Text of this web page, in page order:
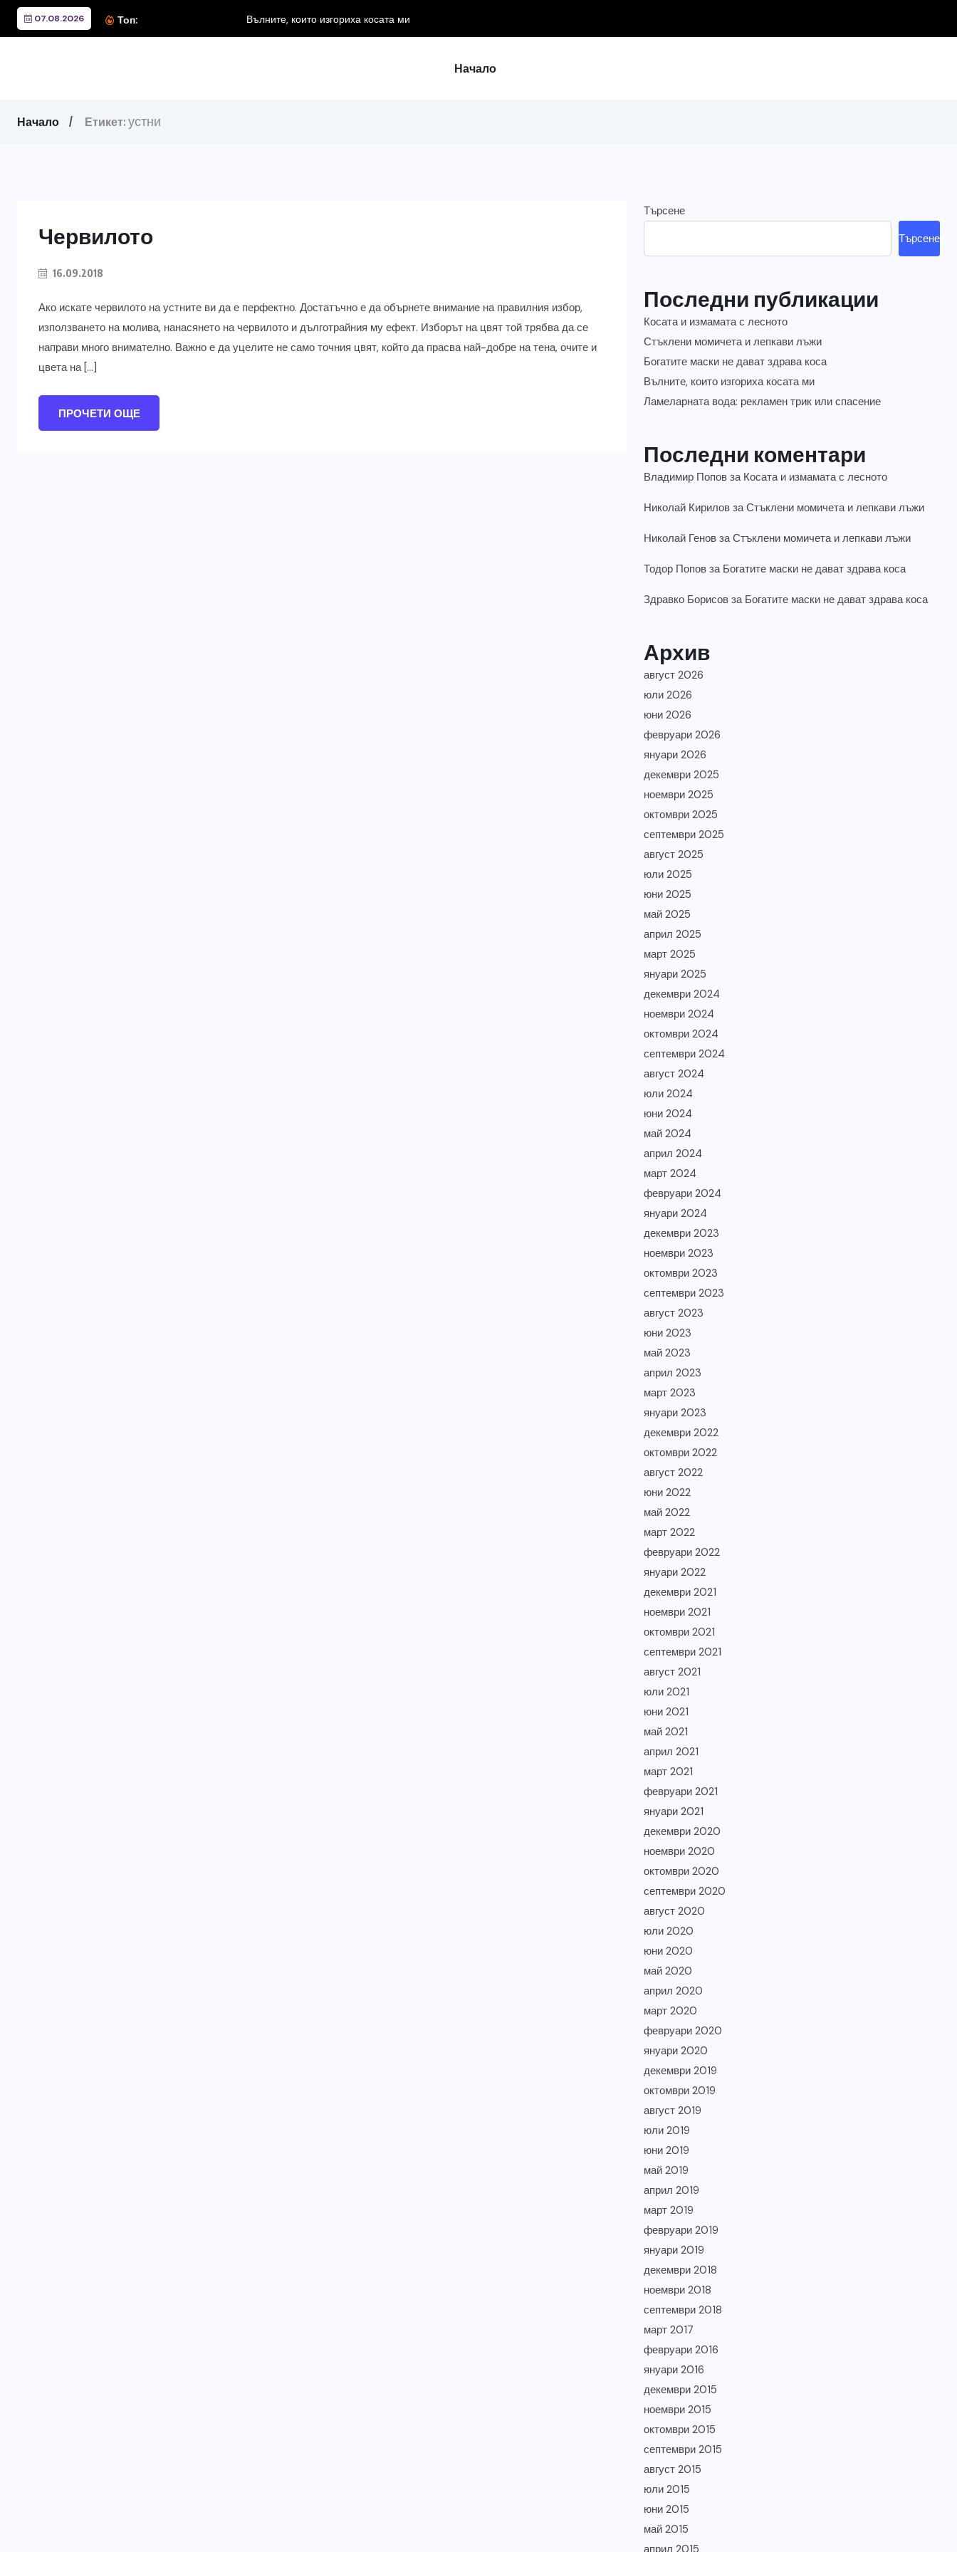
07.08.2026 Топ: Вълните, които изгориха косата ми
Начало
Начало Етикет: устни
Червилото
16.09.2018
Ако искате червилото на устните ви да е перфектно. Достатъчно е да обърнете внимание на правилния избор,
използването на молива, нанасянето на червилото и дълготрайния му ефект. Изборът на цвят той трябва да се
направи много внимателно. Важно е да уцелите не само точния цвят, който да прасва най-добре на тена, очите и
цвета на […]
ПРОЧЕТИ ОЩЕ
Търсене
Търсене
Последни публикации
Косата и измамата с лесното
Стъклени момичета и лепкави лъжи
Богатите маски не дават здрава коса
Вълните, които изгориха косата ми
Ламеларната вода: рекламен трик или спасение
Последни коментари
Владимир Попов за Косата и измамата с лесното
Николай Кирилов заСтъклени момичета и лепкави лъжи
Николай Генов заСтъклени момичета и лепкави лъжи
Тодор Попов за Богатите маски не дават здрава коса
Здравко Борисов за Богатите маски не дават здрава коса
Архив
август 2026
юли 2026
юни 2026
февруари 2026
януари 2026
декември 2025
ноември 2025
октомври 2025
септември 2025
август 2025
юли 2025
юни 2025
май 2025
април 2025
март 2025
януари 2025
декември 2024
ноември 2024
октомври 2024
септември 2024
август 2024
юли 2024
юни 2024
май 2024
април 2024
март 2024
февруари 2024
януари 2024
декември 2023
ноември 2023
октомври 2023
септември 2023
август 2023
юни 2023
май 2023
април 2023
март 2023
януари 2023
декември 2022
октомври 2022
август 2022
юни 2022
май 2022
март 2022
февруари 2022
януари 2022
декември 2021
ноември 2021
октомври 2021
септември 2021
август 2021
юли 2021
юни 2021
май 2021
април 2021
март 2021
февруари 2021
януари 2021
декември 2020
ноември 2020
октомври 2020
септември 2020
август 2020
юли 2020
юни 2020
май 2020
април 2020
март 2020
февруари 2020
януари 2020
декември 2019
октомври 2019
август 2019
юли 2019
юни 2019
май 2019
април 2019
март 2019
февруари 2019
януари 2019
декември 2018
ноември 2018
септември 2018
март 2017
февруари 2016
януари 2016
декември 2015
ноември 2015
октомври 2015
септември 2015
август 2015
юли 2015
юни 2015
май 2015
април 2015